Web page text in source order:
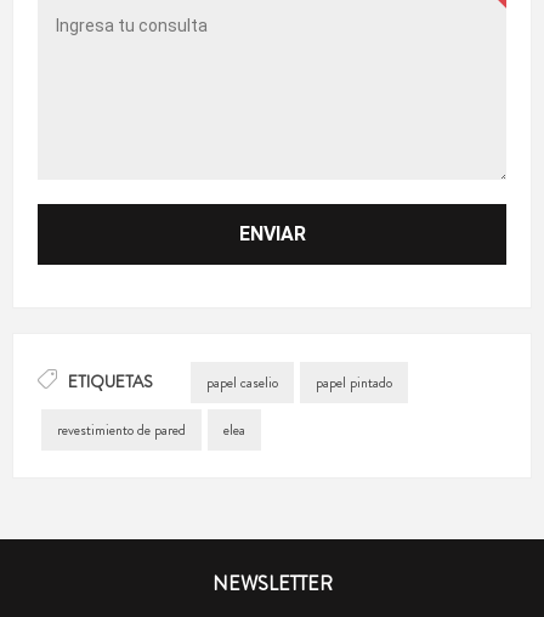
ETIQUETAS papel caselio papel pintado
revestimiento de pared elea
NEWSLETTER